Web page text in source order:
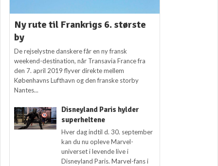
Ny rute til Frankrigs 6. største
by
De rejselystne danskere får en ny fransk
weekend-destination, når Transavia France fra
den 7. april 2019 flyver direkte mellem
Københavns Lufthavn og den franske storby
Nantes...
Disneyland Paris hylder
superheltene
Hver dag indtil d. 30. september
kan du nu opleve Marvel-
universet i levende live i
Disneyland Paris. Marvel-fans i